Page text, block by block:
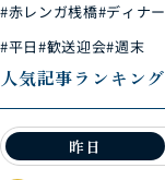
#赤レンガ桟橋#ディナー
#平日#歓送迎会#週末
人気記事ランキング
昨日